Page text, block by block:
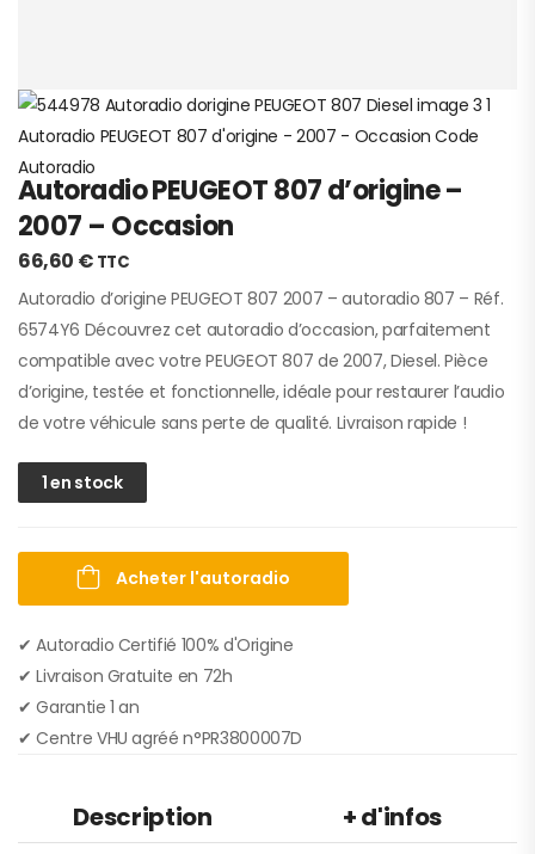
Autoradio PEUGEOT 807 d’origine –
2007 – Occasion
66,60 € TTC
Autoradio d’origine PEUGEOT 807 2007 – autoradio 807 – Réf.
6574Y6 Découvrez cet autoradio d’occasion, parfaitement
compatible avec votre PEUGEOT 807 de 2007, Diesel. Pièce
d’origine, testée et fonctionnelle, idéale pour restaurer l’audio
de votre véhicule sans perte de qualité. Livraison rapide !
1 en stock
Acheter l'autoradio
✔ Autoradio Certifié 100% d'Origine
✔︎ Livraison Gratuite en 72h
✔︎ Garantie 1 an
✔︎ Centre VHU agréé n°PR3800007D
Description + d'infos